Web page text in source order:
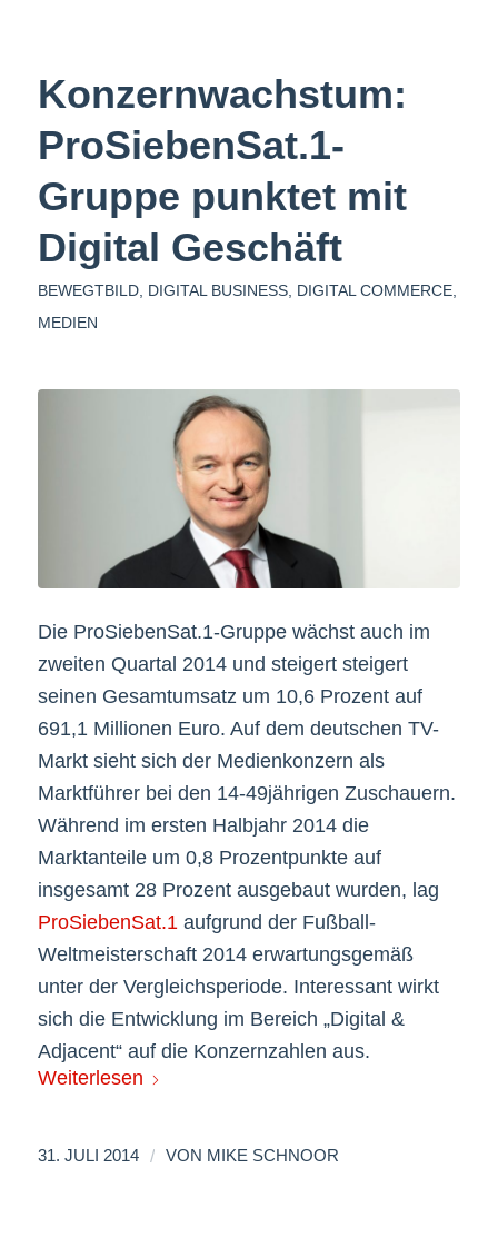
Konzernwachstum:
ProSiebenSat.1-
Gruppe punktet mit
Digital Geschäft
BEWEGTBILD, DIGITAL BUSINESS, DIGITAL COMMERCE,
MEDIEN
Die ProSiebenSat.1-Gruppe wächst auch im
zweiten Quartal 2014 und steigert steigert
seinen Gesamtumsatz um 10,6 Prozent auf
691,1 Millionen Euro. Auf dem deutschen TV-
Markt sieht sich der Medienkonzern als
Marktführer bei den 14-49jährigen Zuschauern.
Während im ersten Halbjahr 2014 die
Marktanteile um 0,8 Prozentpunkte auf
insgesamt 28 Prozent ausgebaut wurden, lag
ProSiebenSat.1aufgrund der Fußball-
Weltmeisterschaft 2014 erwartungsgemäß
unter der Vergleichsperiode. Interessant wirkt
sich die Entwicklung im Bereich „Digital &
Adjacent“ auf die Konzernzahlen aus.
Weiterlesen
31. JULI 2014 / VON MIKE SCHNOOR